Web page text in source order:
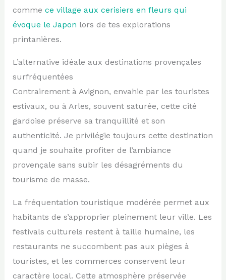
comme ce village aux cerisiers en fleurs qui
évoque le Japon lors de tes explorations
printanières.
L’alternative idéale aux destinations provençales
surfréquentées
Contrairement à Avignon, envahie par les touristes
estivaux, ou à Arles, souvent saturée, cette cité
gardoise préserve sa tranquillité et son
authenticité. Je privilégie toujours cette destination
quand je souhaite profiter de l’ambiance
provençale sans subir les désagréments du
tourisme de masse.
La fréquentation touristique modérée permet aux
habitants de s’approprier pleinement leur ville. Les
festivals culturels restent à taille humaine, les
restaurants ne succombent pas aux pièges à
touristes, et les commerces conservent leur
caractère local. Cette atmosphère préservée